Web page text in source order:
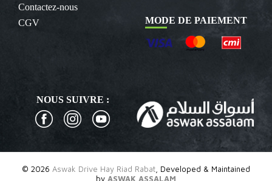
Contactez-nous
CGV
MODE DE PAIEMENT
NOUS SUIVRE :
© 2026 Aswak Drive Hay Riad Rabat , Developed & Maintained
by ASWAK ASSALAM